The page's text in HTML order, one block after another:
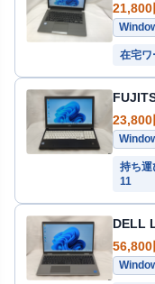
21,800
在宅ワ
23,800
持ち
11
DELL
56,800